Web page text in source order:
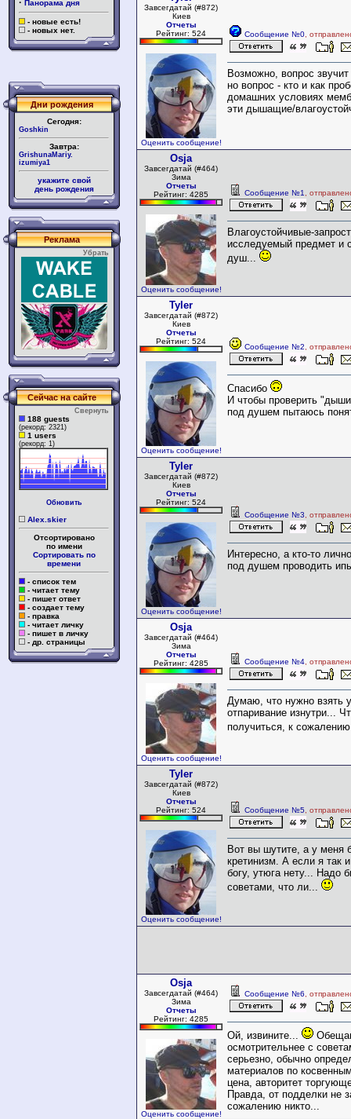
· Панорама дня
- новые есть!
- новых нет.
Дни рождения
Сегодня:
Goshkin
Завтра:
GrishunaMariy.
izumiya1
укажите свой
день рождения
Реклама
Убрать
Сейчас на сайте
Свернуть
188 guests
(рекорд: 2321)
1 users
(рекорд: 1)
Обновить
Alex.skier
Отсортировано
по имени
Сортировать по
времени
- список тем
- читает тему
- пишет ответ
- создает тему
- правка
- читает личку
- пишет в личку
- др. страницы
Завсегдатай (#872)
Киев
Отчеты
Рейтинг: 524
Оценить сообщение!
Сообщение №0 ,
Возможно, вопрос
но вопрос - кто и как
домашних условиях
эти дышащие/
Osja
Завсегдатай (#464)
Зима
Отчеты
Рейтинг: 4285
Оценить сообщение!
Сообщение №1 ,
Влагоустойчивые-
исследуемый предмет и
душ...
Tyler
Завсегдатай (#872)
Киев
Отчеты
Рейтинг: 524
Оценить сообщение!
Сообщение №2 ,
Спасибо
И чтобы проверить
под душем пытаюсь
Tyler
Завсегдатай (#872)
Киев
Отчеты
Рейтинг: 524
Оценить сообщение!
Сообщение №3 ,
Интересно, а кто-то
под душем проводить
Osja
Завсегдатай (#464)
Зима
Отчеты
Рейтинг: 4285
Оценить сообщение!
Сообщение №4 ,
Думаю, что нужно взять
отпаривание изнутри...
получиться, к
Tyler
Завсегдатай (#872)
Киев
Отчеты
Рейтинг: 524
Оценить сообщение!
Сообщение №5 ,
Вот вы шутите, а у меня
кретинизм. А если я так
богу, утюга нету... Надо
советами, что ли...
Osja
Завсегдатай (#464)
Зима
Отчеты
Рейтинг: 4285
Оценить сообщение!
Сообщение №6 ,
Ой, извините...
осмотрительнее с
серьезно, обычно
материалов по
цена, авторитет
Правда, от подделки не
сожалению никто...